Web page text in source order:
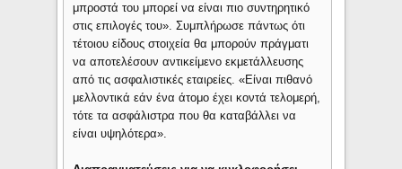
μπροστά του μπορεί να είναι πιο συντηρητικό
στις επιλογές του». Συμπλήρωσε πάντως ότι
τέτοιου είδους στοιχεία θα μπορούν πράγματι
να αποτελέσουν αντικείμενο εκμετάλλευσης
από τις ασφαλιστικές εταιρείες. «Είναι πιθανό
μελλοντικά εάν ένα άτομο έχει κοντά τελομερή,
τότε τα ασφάλιστρα που θα καταβάλλει να
είναι υψηλότερα».